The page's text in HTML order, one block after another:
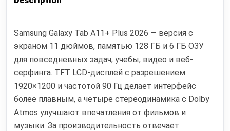
Samsung Galaxy Tab A11+ Plus 2026 — версия с
экраном 11 дюймов, памятью 128 ГБ и 6 ГБ ОЗУ
для повседневных задач, учебы, видео и веб-
серфинга. TFT LCD-дисплей с разрешением
1920×1200 и частотой 90 Гц делает интерфейс
более плавным, а четыре стереодинамика с Dolby
Atmos улучшают впечатления от фильмов и
музыки. За производительность отвечает